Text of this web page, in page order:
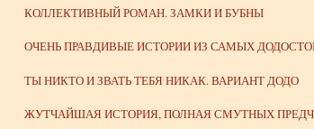
КОЛЛЕКТИВНЫЙ РОМАН. ЗАМКИ И БУБНЫ
ОЧЕНЬ ПРАВДИВЫЕ ИСТОРИИ ИЗ САМЫХ
ТЫ НИКТО И ЗВАТЬ ТЕБЯ НИКАК. ВАРИАНТ ДОДО
ЖУТЧАЙШАЯ ИСТОРИЯ, ПОЛНАЯ СМУТНЫХ